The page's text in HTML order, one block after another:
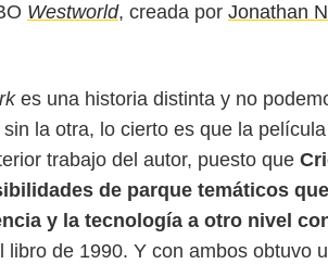
Westworld, creada por Jonathan
es una historia distinta y no
la otra, lo cierto es que la
trabajo del autor, puesto que
de parque temáticos
y la tecnología a otro nivel
libro de 1990. Y con ambos obtuvo